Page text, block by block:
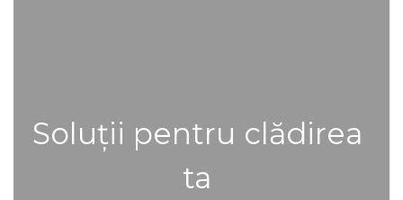
Soluții pentru clădirea
ta